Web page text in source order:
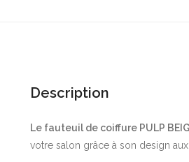
Description
Le fauteuil de coiffure PULP
votre salon grâce à son design